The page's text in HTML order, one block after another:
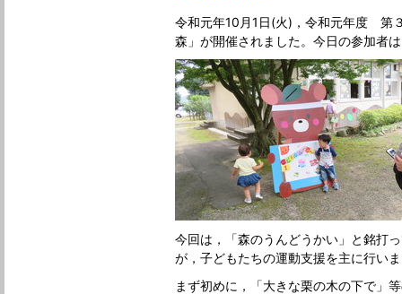
令和元年10月1日(火)，令和元年度 第
森」が開催されました。今日の参加者
今回は，「森のうんどうかい」と銘打
が，子どもたちの運動支援を主に行い
まず初めに，「大きな栗の木の下で」